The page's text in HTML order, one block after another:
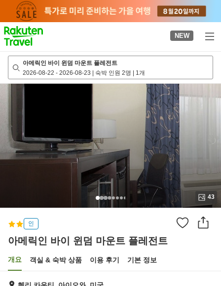
page
NEW
아메릭인 바이 윈덤 마운트 플레전트
2026-08-22 - 2026-08-23 | 숙박 인원 2명 | 1개
43
인
아메릭인 바이 윈덤 마운트 플레전트
개요 객실 & 숙박 상품 이용 후기 기본 정보